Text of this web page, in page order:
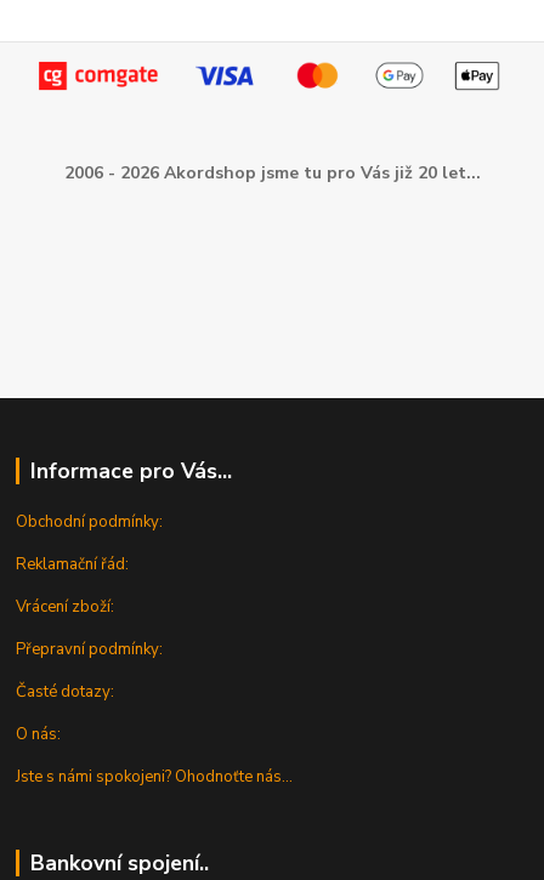
2006 - 2026 Akordshop jsme tu pro Vás již 20 let...
Informace pro Vás...
Obchodní podmínky:
Reklamační řád:
Vrácení zboží:
Přepravní podmínky:
Časté dotazy:
O nás:
Jste s námi spokojeni? Ohodnoťte nás...
Bankovní spojení..